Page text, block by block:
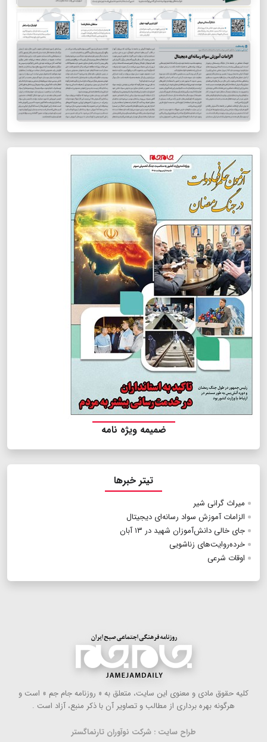
ضمیمه ویژه نامه
تیتر خبرها
میراث گرانی شیر
الزامات آموزش سواد رسانه‌ای دیجیتال
جای خالی دانش‌آموزان شهید در ۱۳ آبان
خرده‌روایت‌های زناشویی
اوقات شرعی
كلیه حقوق مادی و معنوی این سایت، متعلق به « روزنامه جام جم » است و
هرگونه بهره ‌برداری از مطالب و تصاویر آن با ذكر منبع، آزاد است .
طراح سایت : شرکت نوآوران تارنماگستر